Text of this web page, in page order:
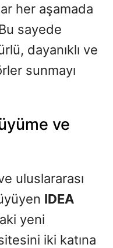
her aşamada
sayede
dayanıklı ve
sunmayı
ve
uluslararası
IDEA
yeni
iki katına